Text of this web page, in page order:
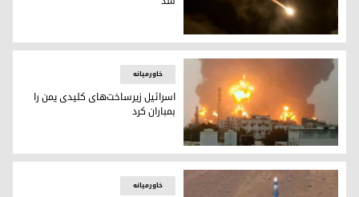
موشک یمن به سوی اسرائیل شلیک شد
اسرائیل زیرساخت‌های کلیدی یمن را بمباران کرد
خاورمیانه
اسرائیل زیرساخت‌های کلیدی یمن را
بمباران کرد
خاورمیانه